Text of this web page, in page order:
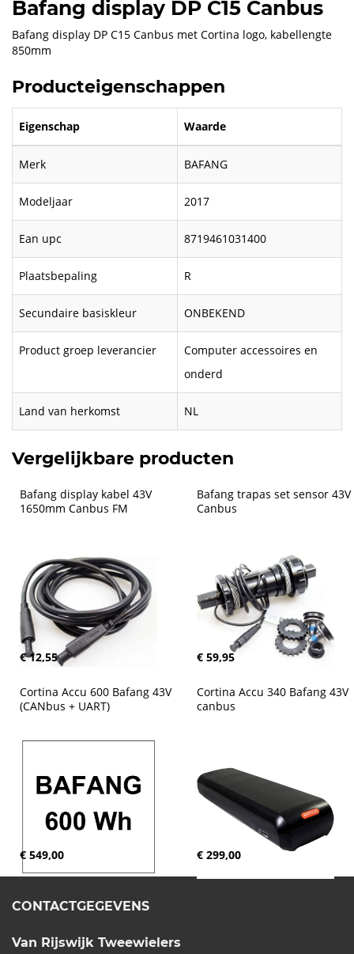
Bafang display DP C15 Canbus
Bafang display DP C15 Canbus met Cortina logo, kabellengte
850mm
Producteigenschappen
Eigenschap Waarde
Merk BAFANG
Modeljaar 2017
Ean upc 8719461031400
Plaatsbepaling R
Secundaire basiskleur ONBEKEND
Product groep leverancier
Computer accessoires en
onderd
Land van herkomst NL
Vergelijkbare producten
Bafang display kabel 43V
1650mm Canbus FM
€ 12,55
Bafang trapas set sensor 43V
Canbus
€ 59,95
Cortina Accu 600 Bafang 43V
(CANbus + UART)
€ 549,00
Cortina Accu 340 Bafang 43V
canbus
€ 299,00
CONTACTGEGEVENS
Van Rijswijk Tweewielers